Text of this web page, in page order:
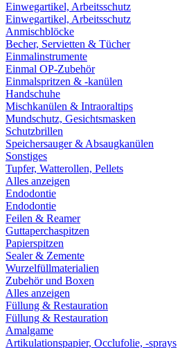
Einwegartikel, Arbeitsschutz
Einwegartikel, Arbeitsschutz
Anmischblöcke
Becher, Servietten & Tücher
Einmalinstrumente
Einmal OP-Zubehör
Einmalspritzen & -kanülen
Handschuhe
Mischkanülen & Intraoraltips
Mundschutz, Gesichtsmasken
Schutzbrillen
Speichersauger & Absaugkanülen
Sonstiges
Tupfer, Watterollen, Pellets
Alles anzeigen
Endodontie
Endodontie
Feilen & Reamer
Guttaperchaspitzen
Papierspitzen
Sealer & Zemente
Wurzelfüllmaterialien
Zubehör und Boxen
Alles anzeigen
Füllung & Restauration
Füllung & Restauration
Amalgame
Artikulationspapier, Occlufolie, -sprays